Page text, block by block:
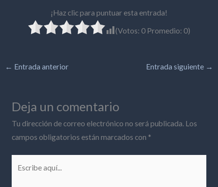
¡Haz clic para puntuar esta entrada!
(Votos: 0 Promedio: 0)
← Entrada anterior Entrada siguiente →
Deja un comentario
Tu dirección de correo electrónico no será publicada. Los
campos obligatorios están marcados con *